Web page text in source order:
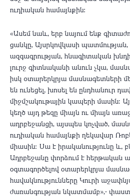
ուդիական համայնքին։
«Ասեմ նաև, երբ նայում ենք
ցանկը, Այսրկովկասի պատմության,
ազգագրության, հնագիտական
լուրջ գիտնականի անուն չկա,
իսկ օտարերկրյա մասնագետների
են ունեցել, խոսել են ընդհանուր
միջմշակութային կապերի մասին։
կեղծ այդ թեզը միայն ու միայն
ադրբեջանցի, այսպես կոչված,
ուդիական համայնքի ղեկավար
միասին։ Սա է իրականությունը և,
Ադրբեջանը փորձում է հերթական
օգտագործելով օտարերկրյա
հավակնությունները Կուրի
ժառանգության նկատմամբ»,-